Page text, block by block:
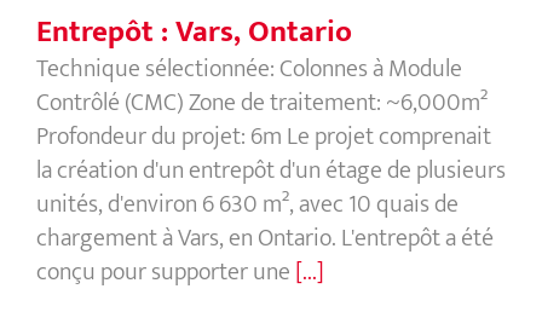
Entrepôt : Vars, Ontario
Technique sélectionnée: Colonnes à Module
Contrôlé (CMC) Zone de traitement: ~6,000m²
Profondeur du projet: 6m Le projet comprenait
la création d'un entrepôt d'un étage de plusieurs
unités, d'environ 6 630 m², avec 10 quais de
chargement à Vars, en Ontario. L'entrepôt a été
conçu pour supporter une[...]